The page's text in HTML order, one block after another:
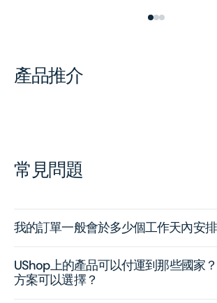
產品推介
常見問題
我的訂單一般會於多少個工作天內安
UShop上的產品可以付運到那些國家
方案可以選擇？